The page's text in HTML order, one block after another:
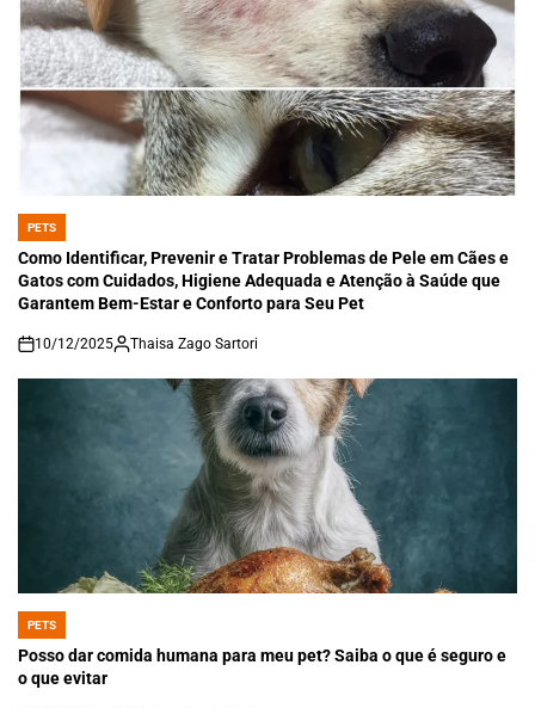
POSTED
IN
PETS
Como Identificar, Prevenir e Tratar Problemas de Pele em Cães e
Gatos com Cuidados, Higiene Adequada e Atenção à Saúde que
Garantem Bem-Estar e Conforto para Seu Pet
on
10/12/2025 Thaisa Zago Sartori
POSTED
IN
PETS
Posso dar comida humana para meu pet? Saiba o que é seguro e
o que evitar